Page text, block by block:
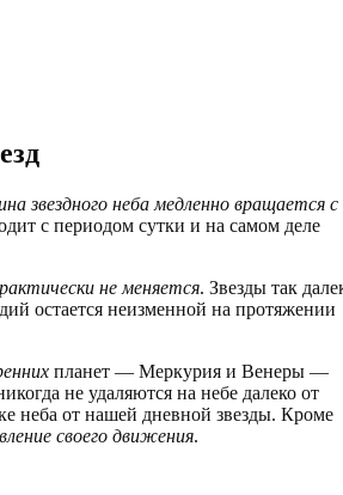
звездного неба медленно вращается с
с периодом сутки и на самом деле
не меняется. Звезды так
остается неизменной на протяжении
планет — Меркурия и Венеры —
не удаляются на небе далеко от
неба от нашей дневной звезды. Кроме
своего движения.